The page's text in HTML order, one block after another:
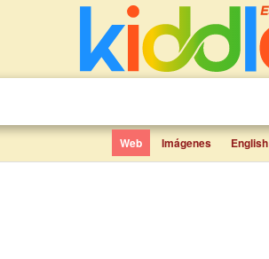
Web Imágenes English